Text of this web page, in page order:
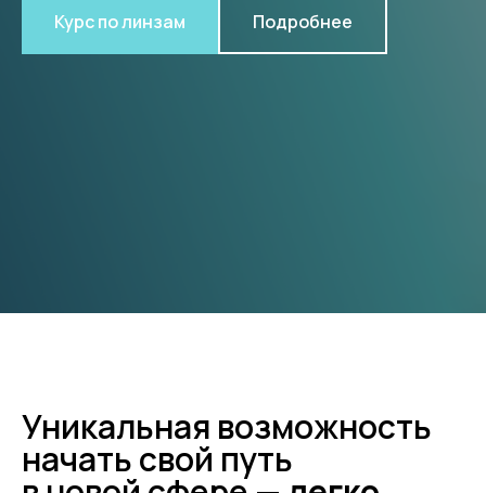
Курс по линзам Подробнее
Уникальная возможность
начать свой путь